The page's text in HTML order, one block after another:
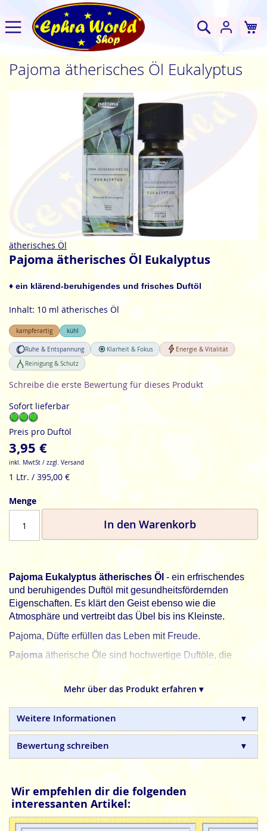
Suche
Pajoma ätherisches Öl Eukalyptus
Zum
Anfang
Bildgalerie
springen
ätherisches Öl
Pajoma ätherisches Öl Eukalyptus
♦ ein klärend-beruhigendes und frisches Duftöl
Inhalt: 10 ml ätherisches Öl
kampferartig kühl
Ruhe & Entspannung Klarheit & Fokus
Energie & Vitalität
Reinigung & Schutz
Schreibe die erste Bewertung für dieses Produkt
Sofort lieferbar
Preis pro Duftöl
3,95 €
inkl. MwtSt / zzgl. Versand
1 Ltr. / 395,00 €
Menge
In den Warenkorb
Pajoma Eukalyptus ätherisches Öl - ein erfrischendes
und beruhigendes Duftöl mit gesundheitsfördernden
Eigenschaften. Es klärt den Geist ebenso wie die
Atmosphäre und vertreibt das Übel bis ins Kleinste.
Pajoma, Düfte erfüllen das Leben mit Freude.
Pajoma ätherische Öle sind hochwertige Duftöle, die
Gemäß der EU-Gesetzgebung müssen wir Dich darauf hinweisen
folgendes zu beachten:
Achtung
Achtung
Gefahr
Mehr über das Produkt erfahren ▾
Weitere Informationen
Bewertung schreiben
Wir empfehlen dir die folgenden
interessanten Artikel: